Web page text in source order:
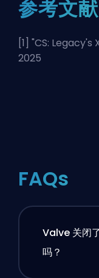
参考文献
[1] "CS: Legacy's
2025
FAQs
Valve 关闭
吗？